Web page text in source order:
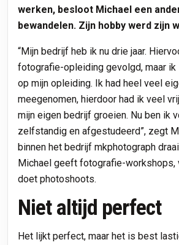
werken, besloot Michael een
bewandelen. Zijn hobby werd zijn
“Mijn bedrijf heb ik nu drie jaar.
fotografie-opleiding gevolgd, maar
op mijn opleiding. Ik had heel veel
meegenomen, hierdoor had ik veel
mijn eigen bedrijf groeien. Nu ben ik
zelfstandig en afgestudeerd”, zegt
binnen het bedrijf mkphotograph
Michael geeft fotografie-workshops,
doet photoshoots.
Niet altijd perfect
Het lijkt perfect, maar het is best